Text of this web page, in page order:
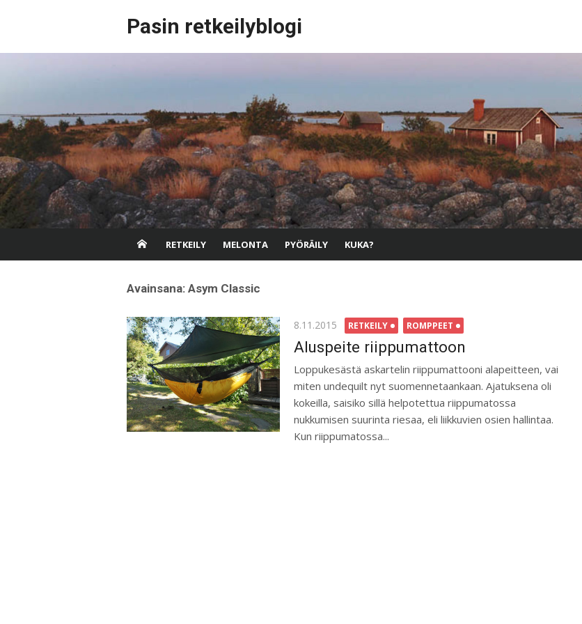
Pasin retkeilyblogi
RETKEILY MELONTA PYÖRÄILY KUKA?
Avainsana: Asym Classic
Posted
on
8.11.2015 RETKEILY ROMPPEET
Aluspeite riippumattoon
Loppukesästä askartelin riippumattooni alapeitteen, vai
miten undequilt nyt suomennetaankaan. Ajatuksena oli
kokeilla, saisiko sillä helpotettua riippumatossa
nukkumisen suurinta riesaa, eli liikkuvien osien hallintaa.
Kun riippumatossa...